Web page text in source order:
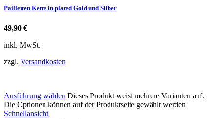
Pailletten Kette in plated Gold und Silber
49,90 €
inkl. MwSt.
zzgl. Versandkosten
Ausführung wählen Dieses Produkt weist mehrere Varianten auf.
Die Optionen können auf der Produktseite gewählt werden
Schnellansicht